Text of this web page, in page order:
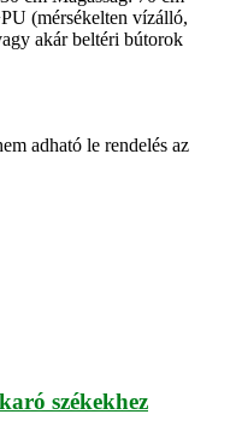
(mérsékelten vízálló,
akár beltéri bútorok
adható le rendelés az
székekhez